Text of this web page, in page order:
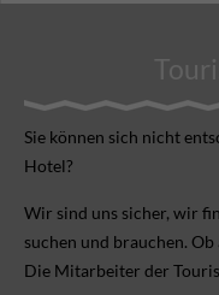
Sie können sich nicht
Hotel?
Wir sind uns sicher, wir
suchen und brauchen.
Die Mitarbeiter der